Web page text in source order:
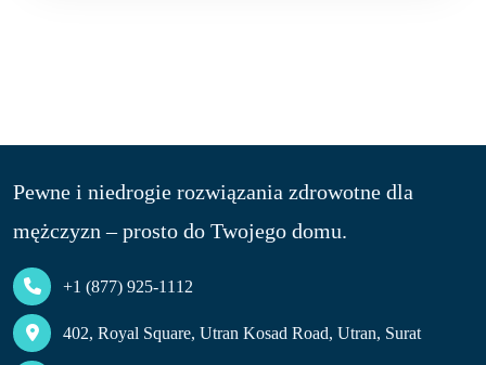
Pewne i niedrogie rozwiązania zdrowotne dla
mężczyzn – prosto do Twojego domu.
+1 (877) 925-1112
402, Royal Square, Utran Kosad Road, Utran, Surat